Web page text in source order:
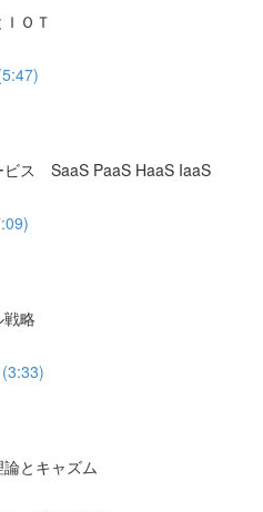
ＯＴ
ス SaaS PaaS HaaS IaaS
略
とキャズム